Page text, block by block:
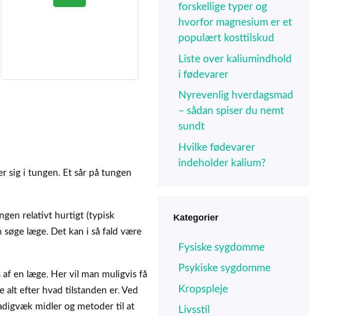
sig i tungen. Et sår på tungen
relativt hurtigt (typisk
søge læge. Det kan i så fald være
en læge. Her vil man muligvis få
alt efter hvad tilstanden er. Ved
midler og metoder til at
forskellige typer og
hvorfor magnesium er et
populært kosttilskud
Liste over kaliumindhold
i fødevarer
Nyrevenlig hverdagsmad
– sådan spiser du nemt
sundt
Hvilke fødevarer
indeholder kalium?
Kategorier
Fysiske sygdomme
Psykiske sygdomme
Kropspleje
Livsstil